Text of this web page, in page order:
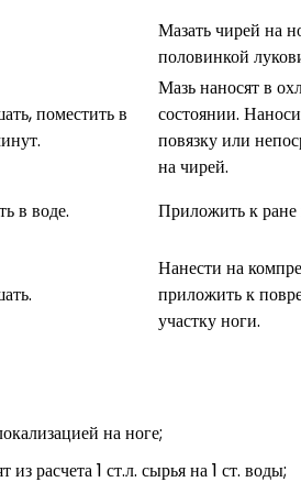
Мазать чирей на
половинкой
поместить в
Мазь наносят в
состоянии.
повязку или
на чирей.
в воде. Приложить к ране
Нанести на
приложить к
участку ноги.
на ноге;
расчета 1 ст.л. сырья на 1 ст. воды;